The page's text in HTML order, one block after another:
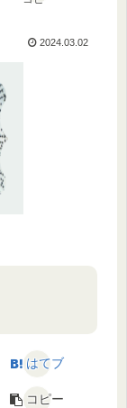
2024.03.02
はてブ
コピー